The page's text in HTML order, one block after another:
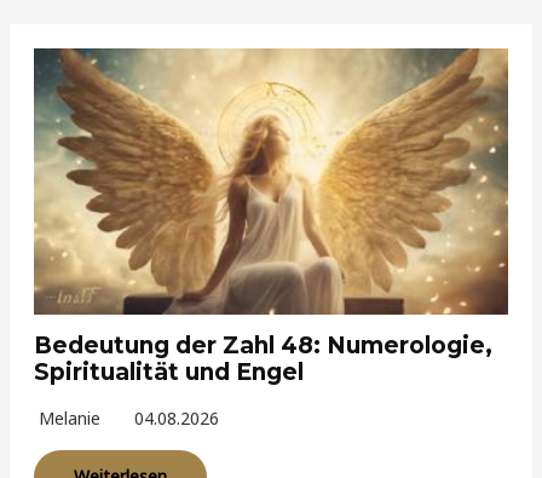
Bedeutung der Zahl 48: Numerologie,
Spiritualität und Engel
Melanie 04.08.2026